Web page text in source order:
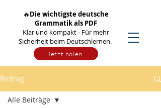
🔥Die wichtigste deutsche
Grammatik als PDF
Klar und kompakt - Für mehr
Sicherheit beim Deutschlernen.
Jetzt holen
Beitrag
Alle Beiträge